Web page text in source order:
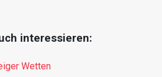
interessieren:
Wetten